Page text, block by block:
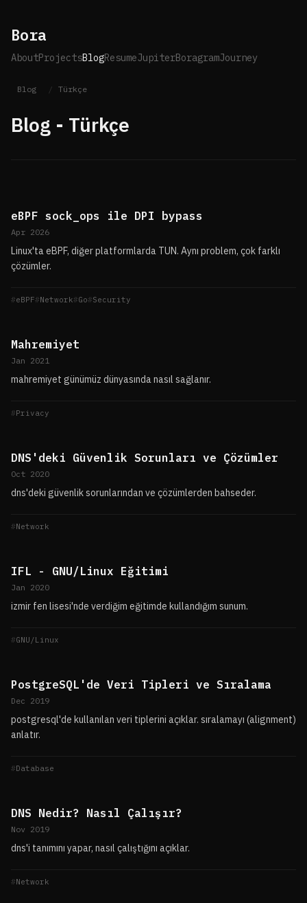
Bora
AboutProjectsBlogResumeJupiterBoragramJourney
Blog / Türkçe
Blog - Türkçe
eBPF sock_ops ile DPI bypass
Apr 2026
Linux'ta eBPF, diğer platformlarda TUN. Aynı problem, çok farklı
çözümler.
eBPF Network Go Security
Mahremiyet
Jan 2021
mahremiyet günümüz dünyasında nasıl sağlanır.
Privacy
DNS'deki Güvenlik Sorunları ve Çözümler
Oct 2020
dns'deki güvenlik sorunlarından ve çözümlerden bahseder.
Network
IFL - GNU/Linux Eğitimi
Jan 2020
izmir fen lisesi'nde verdiğim eğitimde kullandığım sunum.
GNU/Linux
PostgreSQL'de Veri Tipleri ve Sıralama
Dec 2019
postgresql'de kullanılan veri tiplerini açıklar. sıralamayı (alignment)
anlatır.
Database
DNS Nedir? Nasıl Çalışır?
Nov 2019
dns'i tanımını yapar, nasıl çalıştığını açıklar.
Network